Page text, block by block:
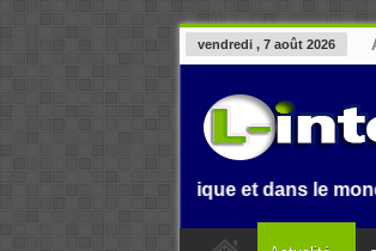
vendredi , 7 août 2026
en Afrique et dans le monde.